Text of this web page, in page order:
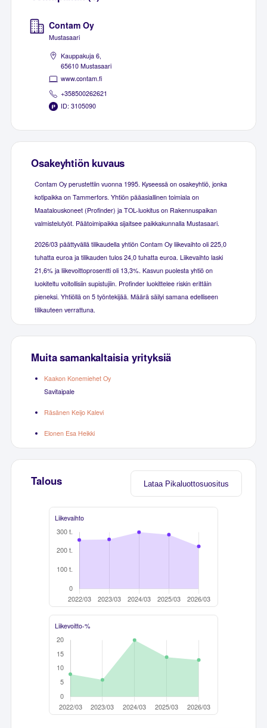
Contam Oy
Mustasaari
Kauppakuja 6,
65610 Mustasaari
www.contam.fi
+358500262621
ID: 3105090
Osakeyhtiön kuvaus
Contam Oy perustettiin vuonna 1995. Kyseessä on osakeyhtiö, jonka
kotipaikka on Tammerfors. Yhtiön pääasiallinen toimiala on
Maatalouskoneet (Profinder) ja TOL-luokitus on Rakennuspaikan
valmistelutyöt. Päätoimipaikka sijaitsee paikkakunnalla Mustasaari.
2026/03 päättyvällä tilikaudella yhtiön Contam Oy liikevaihto oli 225,0
tuhatta euroa ja tilikauden tulos 24,0 tuhatta euroa. Liikevaihto laski
21,6% ja liikevoittoprosentti oli 13,3%. Kasvun puolesta yhtiö on
luokiteltu voitollisiin supistujiin. Profinder luokittelee riskin erittäin
pieneksi. Yhtiöllä on 5 työntekijää. Määrä säilyi samana edelliseen
tilikauteen verrattuna.
Muita samankaltaisia yrityksiä
Kaakon Konemiehet Oy
Savitaipale
Räsänen Keijo Kalevi
Elonen Esa Heikki
Lataa Pikaluottosuositus
Talous
Liikevaihto
Liikevoitto-%